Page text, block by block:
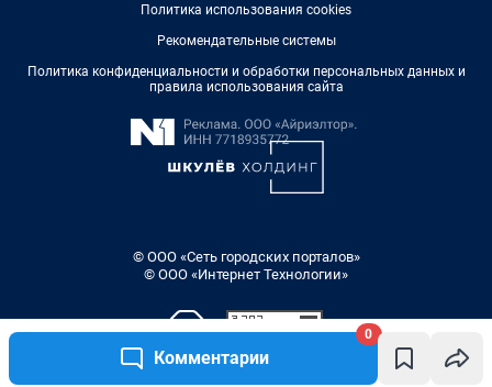
Комментарии
0
Политика использования cookies
Рекомендательные системы
Политика конфиденциальности и обработки персональных данных и
правила использования сайта
© ООО «Сеть городских порталов»
© ООО «Интернет Технологии»